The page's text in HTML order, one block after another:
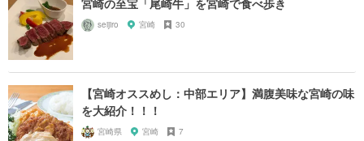
seijiro 宮崎 30
【宮崎オススめし：中部エリア】満腹美味な宮崎の味
を大紹介！！！
宮崎県 宮崎 7